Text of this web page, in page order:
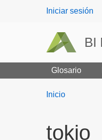
User
Iniciar sesión
BI
Glosario
You
Inicio
tokio